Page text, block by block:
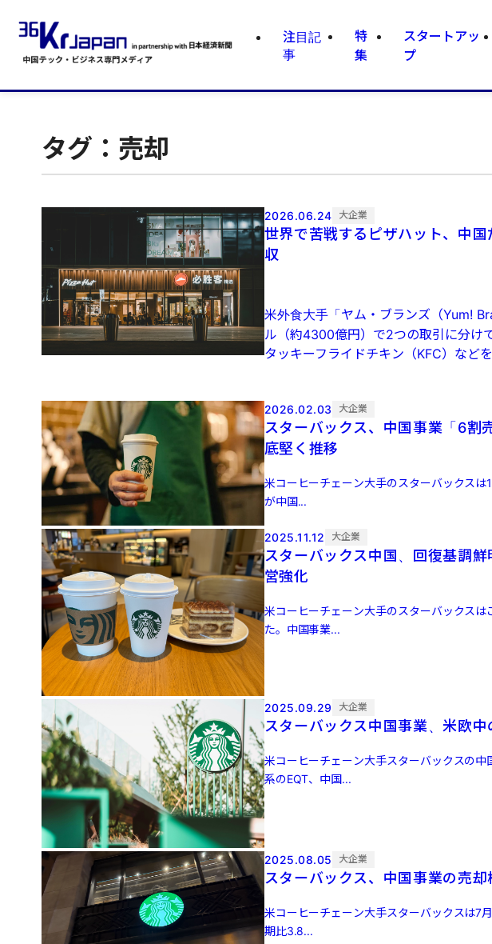
注目記
事
特
集
スタートアッ
プ
タグ：売却
2026.06.24 大企業
世界で苦戦するピザハット、中
収
米外食大手「ヤム・ブランズ（Yum!
ル（約4300億円）で2つの取引に分け
タッキーフライドチキン（KFC）など
2026.02.03 大企業
スターバックス、中国事業「6割
底堅く推移
米コーヒーチェーン大手のスターバックス
が中国...
2025.11.12 大企業
スターバックス中国、回復基調
営強化
米コーヒーチェーン大手のスターバックス
た。中国事業...
2025.09.29 大企業
スターバックス中国事業、米欧
米コーヒーチェーン大手スターバックスの
系のEQT、中国...
2025.08.05 大企業
スターバックス、中国事業の売
米コーヒーチェーン大手スターバックスは7
期比3.8...